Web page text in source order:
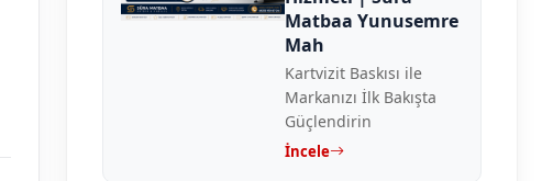
Matbaa Yunusemre
Mah
Kartvizit Baskısı ile
Markanızı İlk Bakışta
Güçlendirin
İncele